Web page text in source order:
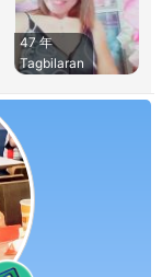
47 年
Tagbilaran